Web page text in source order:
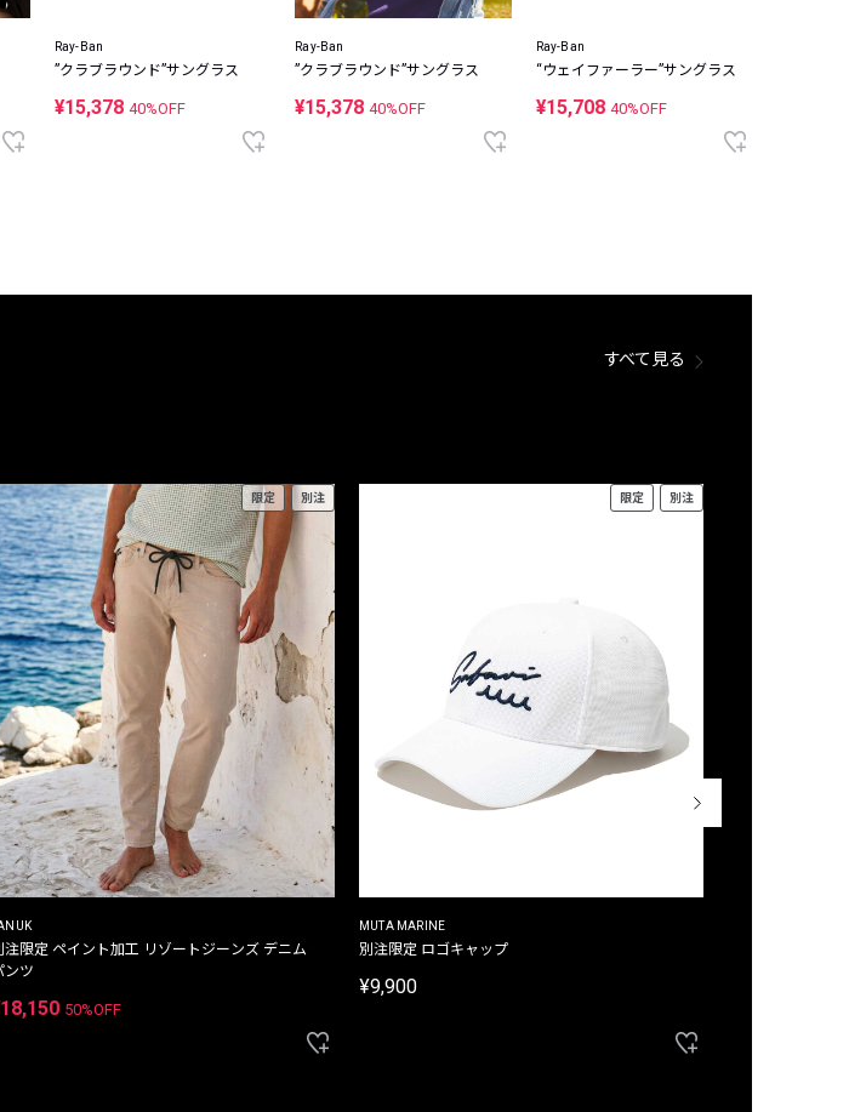
Ray-Ban
”クラブラウンド”サングラス
¥15,378 40%OFF
Ray-Ban
”クラブラウンド”サングラス
¥15,37840%OFF
Ray-Ban
“ウェイファーラー”サングラス
¥15,708 40%OFF
すべて見る
限定 別注
注限定 ペイント加工 リゾートジーンズ デニム
ンツ
50%OFF
限定 別注
MUTA MARINE
別注限定 ロゴキャップ
¥9,900